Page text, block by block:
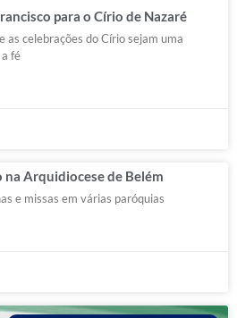
para o Círio de Nazaré
as celebrações do Círio sejam uma
fé
Arquidiocese de Belém
e missas em várias paróquias